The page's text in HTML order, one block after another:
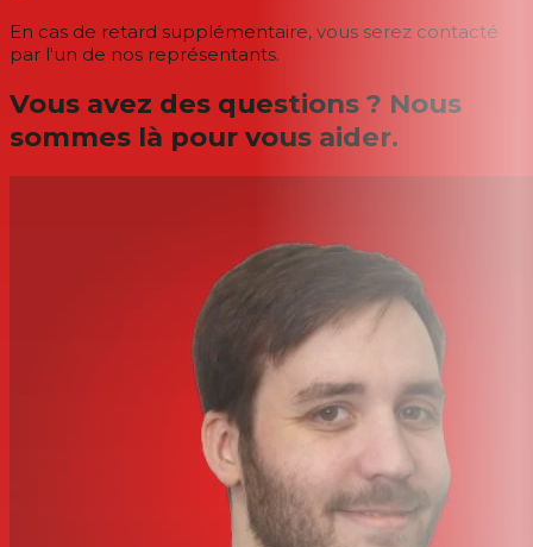
En cas de retard supplémentaire, vous serez contacté
par l'un de nos représentants.
Vous avez des questions ? Nous
sommes là pour vous aider.